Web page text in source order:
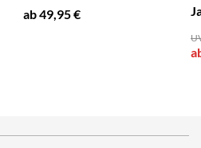
ab 49,95 €